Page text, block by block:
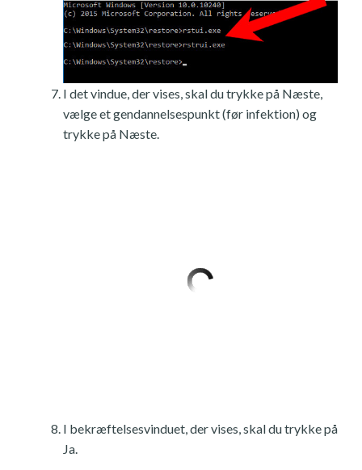
I det vindue, der vises, skal du trykke på Næste,
vælge et gendannelsespunkt (før infektion) og
trykke på Næste.
I bekræftelsesvinduet, der vises, skal du trykke på
Ja.